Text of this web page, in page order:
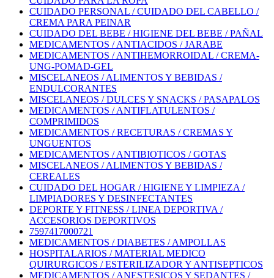
CUIDADO PERSONAL / CUIDADO DEL CABELLO /
CREMA PARA PEINAR
CUIDADO DEL BEBE / HIGIENE DEL BEBE / PAÑAL
MEDICAMENTOS / ANTIACIDOS / JARABE
MEDICAMENTOS / ANTIHEMORROIDAL / CREMA-
UNG-POMAD-GEL
MISCELANEOS / ALIMENTOS Y BEBIDAS /
ENDULCORANTES
MISCELANEOS / DULCES Y SNACKS / PASAPALOS
MEDICAMENTOS / ANTIFLATULENTOS /
COMPRIMIDOS
MEDICAMENTOS / RECETURAS / CREMAS Y
UNGUENTOS
MEDICAMENTOS / ANTIBIOTICOS / GOTAS
MISCELANEOS / ALIMENTOS Y BEBIDAS /
CEREALES
CUIDADO DEL HOGAR / HIGIENE Y LIMPIEZA /
LIMPIADORES Y DESINFECTANTES
DEPORTE Y FITNESS / LINEA DEPORTIVA /
ACCESORIOS DEPORTIVOS
7597417000721
MEDICAMENTOS / DIABETES / AMPOLLAS
HOSPITALARIOS / MATERIAL MEDICO
QUIRURGICOS / ESTERILIZADOR Y ANTISEPTICOS
MEDICAMENTOS / ANESTESICOS Y SEDANTES /